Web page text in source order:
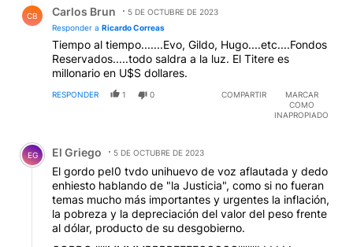
CB Carlos Brun
5 DE OCTUBRE DE 2023
Responder a Ricardo Correas
Tiempo al tiempo.......Evo, Gildo, Hugo....etc....Fondos
Reservados.....todo saldra a la luz. El Titere es
millonario en U$S dollares.
RESPONDER 1 0 COMPARTIR
MARCAR
COMO
INAPROPIADO
Comentario de El Griego.
EG El Griego 5 DE OCTUBRE DE 2023
El gordo peI0 tvdo unihuevo de voz aflautada y dedo
enhiesto hablando de "la Justicia", como si no fueran
temas mucho más importantes y urgentes la inflación,
la pobreza y la depreciación del valor del peso frente
al dólar, producto de su desgobierno.